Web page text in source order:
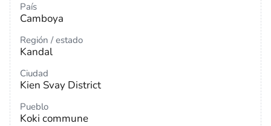
País
Camboya
Región / estado
Kandal
Ciudad
Kien Svay District
Pueblo
Koki commune